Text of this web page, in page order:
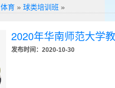
体育 » 球类培训班 »
2020年华南师范大学
发布时间：2020-10-30